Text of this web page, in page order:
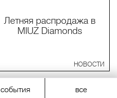
события все
Летняя распродажа в
MIUZ Diamonds
НОВОСТИ